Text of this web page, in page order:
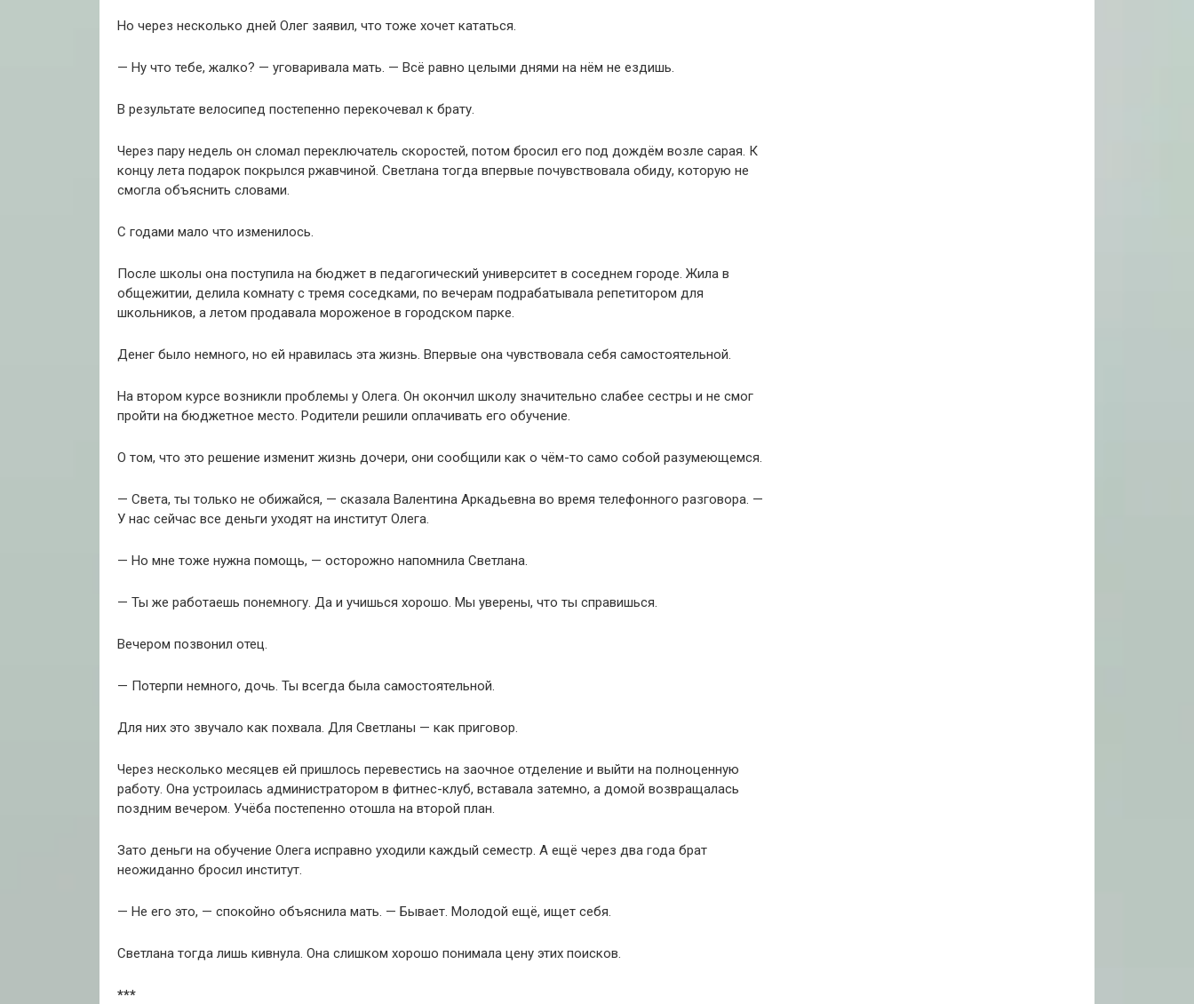
Но через несколько дней Олег заявил, что тоже хочет кататься.
— Ну что тебе, жалко? — уговаривала мать. — Всё равно целыми днями на нём не ездишь.
В результате велосипед постепенно перекочевал к брату.
Через пару недель он сломал переключатель скоростей, потом бросил его под дождём возле сарая. К
концу лета подарок покрылся ржавчиной. Светлана тогда впервые почувствовала обиду, которую не
смогла объяснить словами.
С годами мало что изменилось.
После школы она поступила на бюджет в педагогический университет в соседнем городе. Жила в
общежитии, делила комнату с тремя соседками, по вечерам подрабатывала репетитором для
школьников, а летом продавала мороженое в городском парке.
Денег было немного, но ей нравилась эта жизнь. Впервые она чувствовала себя самостоятельной.
На втором курсе возникли проблемы у Олега. Он окончил школу значительно слабее сестры и не смог
пройти на бюджетное место. Родители решили оплачивать его обучение.
О том, что это решение изменит жизнь дочери, они сообщили как о чём-то само собой разумеющемся.
— Света, ты только не обижайся, — сказала Валентина Аркадьевна во время телефонного разговора. —
У нас сейчас все деньги уходят на институт Олега.
— Но мне тоже нужна помощь, — осторожно напомнила Светлана.
— Ты же работаешь понемногу. Да и учишься хорошо. Мы уверены, что ты справишься.
Вечером позвонил отец.
— Потерпи немного, дочь. Ты всегда была самостоятельной.
Для них это звучало как похвала. Для Светланы — как приговор.
Через несколько месяцев ей пришлось перевестись на заочное отделение и выйти на полноценную
работу. Она устроилась администратором в фитнес-клуб, вставала затемно, а домой возвращалась
поздним вечером. Учёба постепенно отошла на второй план.
Зато деньги на обучение Олега исправно уходили каждый семестр. А ещё через два года брат
неожиданно бросил институт.
— Не его это, — спокойно объяснила мать. — Бывает. Молодой ещё, ищет себя.
Светлана тогда лишь кивнула. Она слишком хорошо понимала цену этих поисков.
***